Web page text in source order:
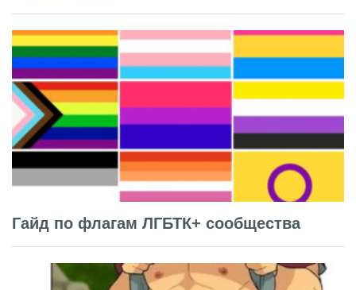
Гайд по флагам ЛГБТК+ сообщества